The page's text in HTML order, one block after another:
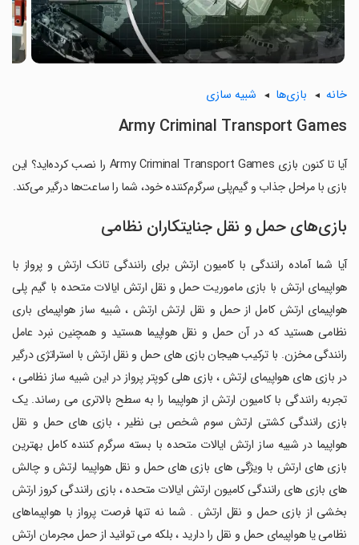
خانه بازی‌ها شبیه سازی
Army Criminal Transport Games
آیا تا کنون بازی Army Criminal Transport Games را نصب کرده‌اید؟ این
بازی با مراحل جذاب و گیم‌پلی سرگرم‌کننده خود، شما را ساعت‌ها درگیر می‌کند.
بازی‌های حمل و نقل جنایتکاران نظامی
آیا شما آماده رانندگی با کامیون ارتش برای رانندگی تانک ارتش و پرواز با
هواپیمای ارتش با بازی ماموریت حمل و نقل ارتش ایالات متحده با گیم پلی
هواپیمای ارتش کامل از حمل و نقل ارتش ارتش ، شبیه ساز هواپیمای باری
نظامی هستید که در آن حمل و نقل هواپیما هستید و همچنین نبرد عامل
رانندگی مخزن. با ترکیب هیجان بازی های حمل و نقل ارتش با استراتژی درگیر
در بازی های هواپیمای ارتش ، بازی هلی کوپتر پرواز در این شبیه ساز نظامی ،
تجربه رانندگی با کامیون ارتش از هواپیما را به سطح بالاتری می رساند. یک
بازی رانندگی کشتی ارتش سوم شخص بی نظیر ، بازی های حمل و نقل
هواپیما در شبیه ساز ارتش ایالات متحده با بسته سرگرم کننده کامل بهترین
بازی های ارتش با ویژگی های بازی های حمل و نقل هواپیما ارتش و چالش
های بازی های رانندگی کامیون ارتش ایالات متحده ، بازی رانندگی کروز ارتش
بخشی از بازی حمل و نقل ارتش . شما نه تنها فرصت پرواز با هواپیماهای
نظامی یا هواپیمای حمل و نقل را دارید ، بلکه می توانید از حمل مجرمان ارتش